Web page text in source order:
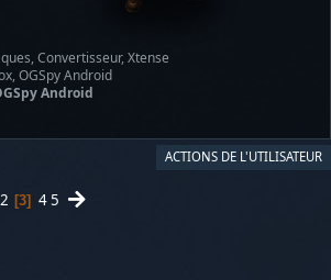
Convertisseur, Xtense
OGSpy Android
Android
ACTIONS DE L'UTILISATEUR
2 3 45